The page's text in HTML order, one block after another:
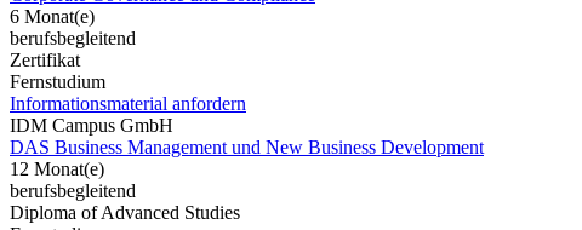
6 Monat(e)
berufsbegleitend
Zertifikat
Fernstudium
Informationsmaterial anfordern
IDM Campus GmbH
DAS Business Management und New Business Development
12 Monat(e)
berufsbegleitend
Diploma of Advanced Studies